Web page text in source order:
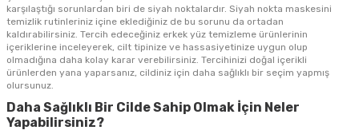
karşılaştığı sorunlardan biri de siyah noktalardır. Siyah nokta maskesini
temizlik rutinleriniz içine eklediğiniz de bu sorunu da ortadan
kaldırabilirsiniz. Tercih edeceğiniz erkek yüz temizleme ürünlerinin
içeriklerine inceleyerek, cilt tipinize ve hassasiyetinize uygun olup
olmadığına daha kolay karar verebilirsiniz. Tercihinizi doğal içerikli
ürünlerden yana yaparsanız, cildiniz için daha sağlıklı bir seçim yapmış
olursunuz.
Daha Sağlıklı Bir Cilde Sahip Olmak İçin Neler
Yapabilirsiniz?